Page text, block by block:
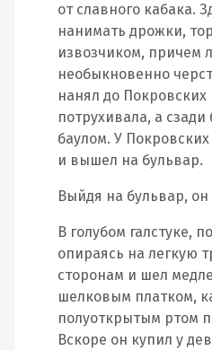
от славного кабака.
нанимать дрожки,
извозчиком, причем
необыкновенно
нанял до Покровских
потрухивала, а сзади
баулом. У
и вышел на бульвар.
Выйдя на бульвар,
В голубом галстуке,
опираясь на легкую
сторонам и шел
шелковым платком,
полуоткрытым ртом
Вскоре он купил у